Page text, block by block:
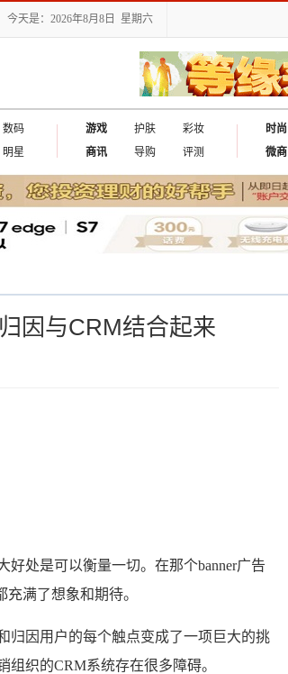
今天是：2026年8月8日 星期六
数码
明星
游戏 护肤
彩妆
商讯
导购 评测
时尚
微商
因与CRM结合起来
好处是可以衡量一切。在那个banner广告
满了想象和期待。
归因用户的每个触点变成了一项巨大的挑
织的CRM系统存在很多障碍。